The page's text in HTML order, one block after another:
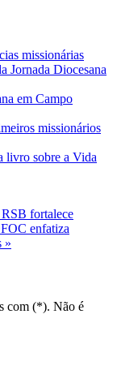
missionárias
Jornada Diocesana
em Campo
missionários
livro sobre a Vida
fortalece
enfatiza
»
com (*). Não é